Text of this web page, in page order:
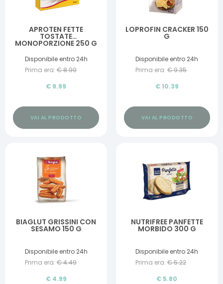
APROTEN FETTE
TOSTATE
MONOPORZIONE 250 G
Disponibile entro 24h
Prima era: €8.99
€ 9.99
VAI AL PRODOTTO
LOPROFIN CRACKER 150
G
Disponibile entro 24h
Prima era: €9.35
€ 10.39
VAI AL PRODOTTO
BIAGLUT GRISSINI CON
SESAMO 150 G
Disponibile entro 24h
Prima era: €4.49
€ 4.99
NUTRIFREE PANFETTE
MORBIDO 300 G
Disponibile entro 24h
Prima era: €5.22
€ 5.80